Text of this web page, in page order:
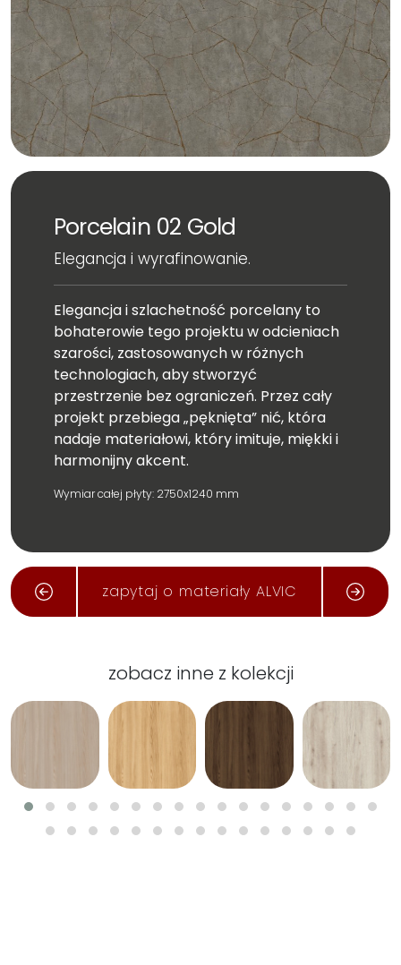
Porcelain 02 Gold
Elegancja i wyrafinowanie.
Elegancja i szlachetność porcelany to
bohaterowie tego projektu w odcieniach
szarości, zastosowanych w różnych
technologiach, aby stworzyć
przestrzenie bez ograniczeń. Przez cały
projekt przebiega „pęknięta” nić, która
nadaje materiałowi, który imituje, miękki i
harmonijny akcent.
Wymiar całej płyty: 2750x1240 mm
zapytaj o materiały ALVIC
zobacz inne z kolekcji